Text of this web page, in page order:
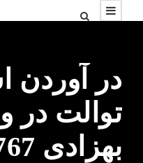
در آوردن
توالت در
بهزادی 09129615767